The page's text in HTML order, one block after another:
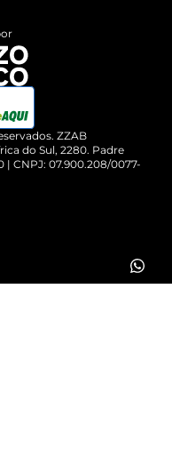
ZZAB
do Sul, 2280. Padre
| CNPJ: 07.900.208/0077-